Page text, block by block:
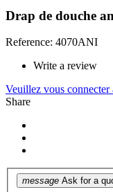
Drap de douche
Reference: 4070ANI
Write a review
Veuillez vous
Share
message Ask for a